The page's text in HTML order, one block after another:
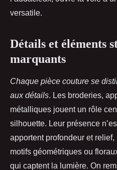
versatile.
Détails et éléments
marquants
Chaque pièce couture se
aux détails. Les broderies,
métalliques jouent un rôle
silhouette. Leur présence
apportent profondeur et
motifs géométriques ou
qui captent la lumière. On